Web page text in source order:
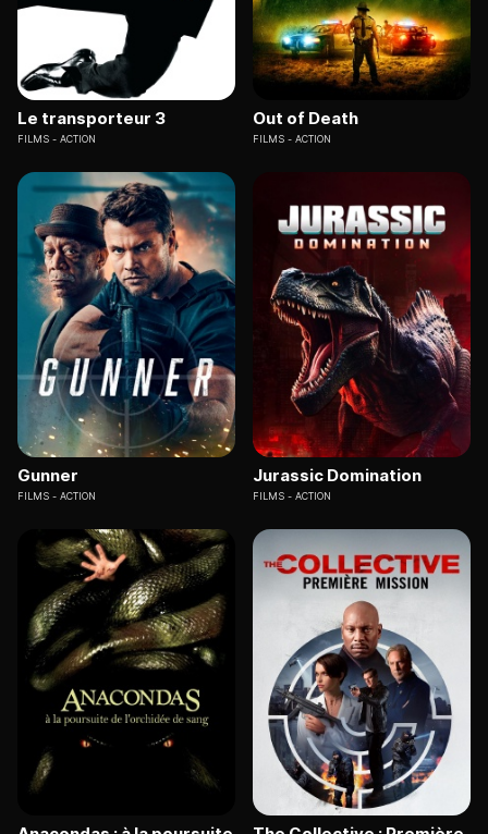
Le transporteur 3
FILMS ACTION
Out of Death
FILMS ACTION
Gunner
FILMS ACTION
Jurassic Domination
FILMS ACTION